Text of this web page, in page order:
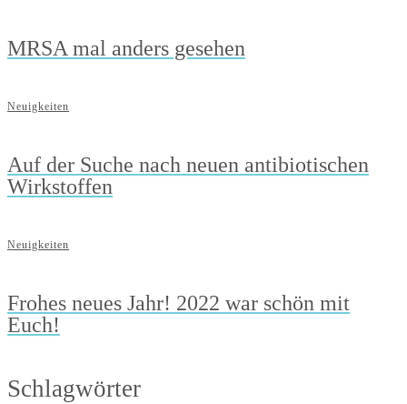
MRSA mal anders gesehen
Neuigkeiten
Auf der Suche nach neuen antibiotischen
Wirkstoffen
Neuigkeiten
Frohes neues Jahr! 2022 war schön mit
Euch!
Schlagwörter